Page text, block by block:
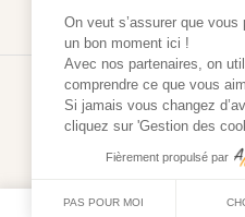
2024 - Réalisé parAM
On veut s’assurer que vous
un bon moment ici !
Avec nos partenaires, on
comprendre ce que vous
Si jamais vous changez
cliquez sur 'Gestion des
Fièrement propulsé par
PAS POUR MOI